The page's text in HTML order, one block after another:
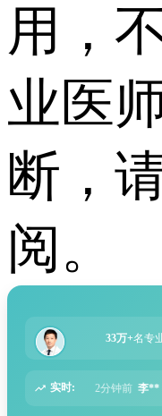
用，
业医
断，
阅。
33万+名专
实时:
了湿疹问题 5分钟前 张**